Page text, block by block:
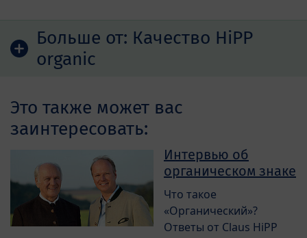
Больше от: Качество HiPP
organic
Это также может вас
заинтересовать:
Интервью об
органическом знаке
Что такое
«Органический»?
Ответы от Claus HiPP